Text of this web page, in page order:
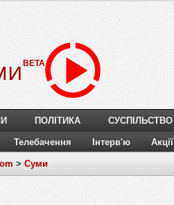
BETA
ПОЛІТИКА СУСПІЛЬСТВО
Телебачення Інтерв'ю Акції
> Суми